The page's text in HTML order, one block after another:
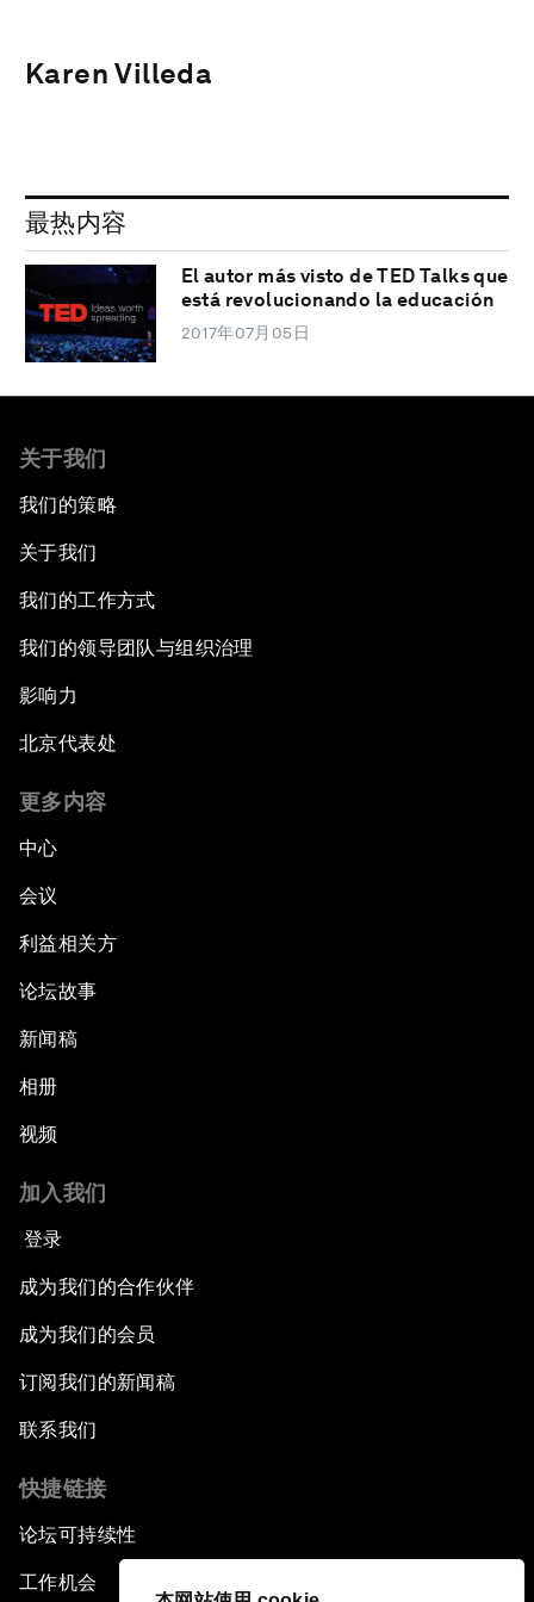
Karen Villeda
最热内容
El autor más visto de TED Talks que
está revolucionando la educación
2017年07月05日
关于我们
我们的策略
关于我们
我们的工作方式
我们的领导团队与组织治理
影响力
北京代表处
更多内容
中心
会议
利益相关方
论坛故事
新闻稿
相册
视频
加入我们
登录
成为我们的合作伙伴
成为我们的会员
订阅我们的新闻稿
联系我们
快捷链接
论坛可持续性
工作机会